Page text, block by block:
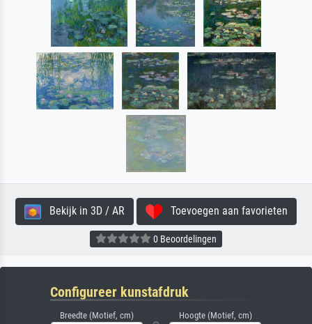
Bekijk in 3D / AR Toevoegen aan favorieten
0 Beoordelingen
Configureer kunstafdruk
Breedte (Motief, cm) Hoogte (Motief, cm)